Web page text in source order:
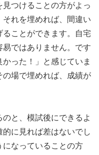
つけることの方がよっ
れを埋めれば、間違い
ことができます。自宅
ではありません。です
った！」と感じていま
の場で埋めれば、成績が
と、模試後にできるよ
に見れば差はないでし
になっていることの方